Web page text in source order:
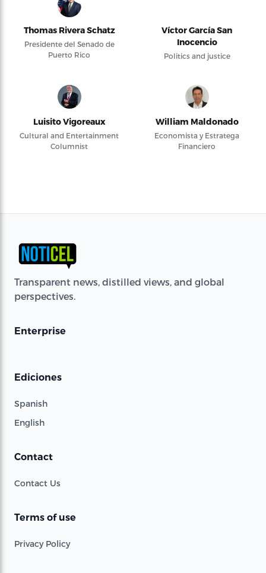
Thomas Rivera Schatz
Presidente del Senado de
Puerto Rico
Víctor García San
Inocencio
Politics and justice
Luisito Vigoreaux
Cultural and Entertainment
Columnist
William Maldonado
Economista y Estratega
Financiero
Transparent news, distilled views, and global
perspectives.
Enterprise
Ediciones
Spanish
English
Contact
Contact Us
Terms of use
Privacy Policy